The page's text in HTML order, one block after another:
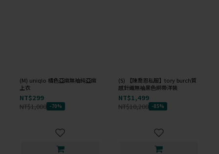
(M) uniqlo 橘色亞麻無袖純亞麻
上衣
NT$299
NT$1,000 -70%
(S) 【陳喬恩私服】tory burch質
感針織無袖黑色綁帶洋裝
NT$1,499
NT$10,200 -85%